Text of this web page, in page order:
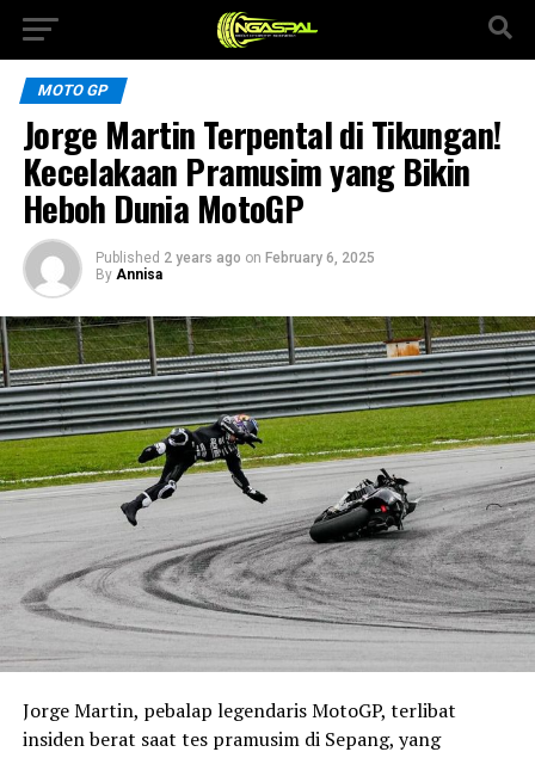
MOTO GP
Jorge Martin Terpental di Tikungan!
Kecelakaan Pramusim yang Bikin
Heboh Dunia MotoGP
Published 2 years ago on February 6, 2025
By Annisa
Jorge Martin, pebalap legendaris MotoGP, terlibat
insiden berat saat tes pramusim di Sepang, yang